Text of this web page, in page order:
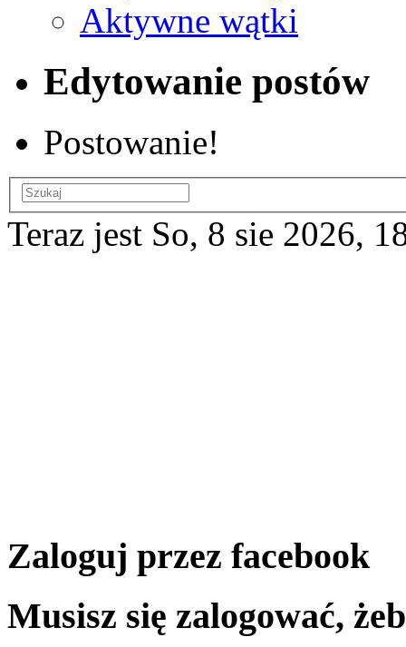
Aktywne wątki
Edytowanie postów
Postowanie!
Teraz jest So, 8 sie 2026,
Zaloguj przez facebook
Musisz się zalogować,